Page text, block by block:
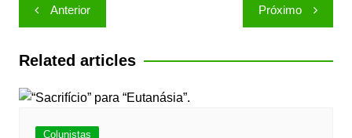
de
Post
Anterior Próximo
Related articles
Colunistas